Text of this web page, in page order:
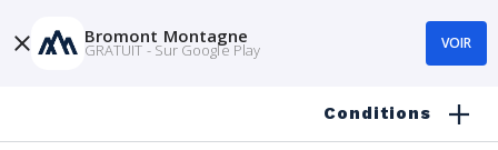
Conditions
Bromont Montagne
GRATUIT - Sur Google Play VOIR